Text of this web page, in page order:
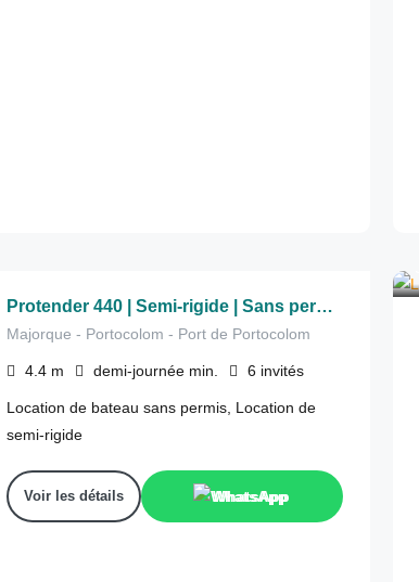
Protender 440 | Semi-rigide | Sans permis
Majorque - Portocolom - Port de Portocolom
4.4 m demi-journée min. 6 invités
Location de bateau sans permis, Location de
semi-rigide
Voir les détails WhatsApp